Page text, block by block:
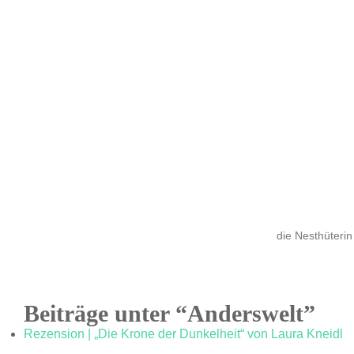
die Nesthüterin
Beiträge unter “Anderswelt”
Rezension | „Die Krone der Dunkelheit“ von Laura Kneidl